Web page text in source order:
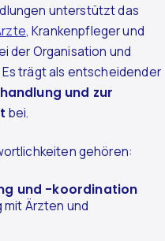
unterstützt das
, Krankenpfleger und
der Organisation und
trägt als entscheidender
und zur
bei.
gehören:
und -koordination
mit Ärzten und